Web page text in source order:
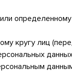
определенному
кругу лиц